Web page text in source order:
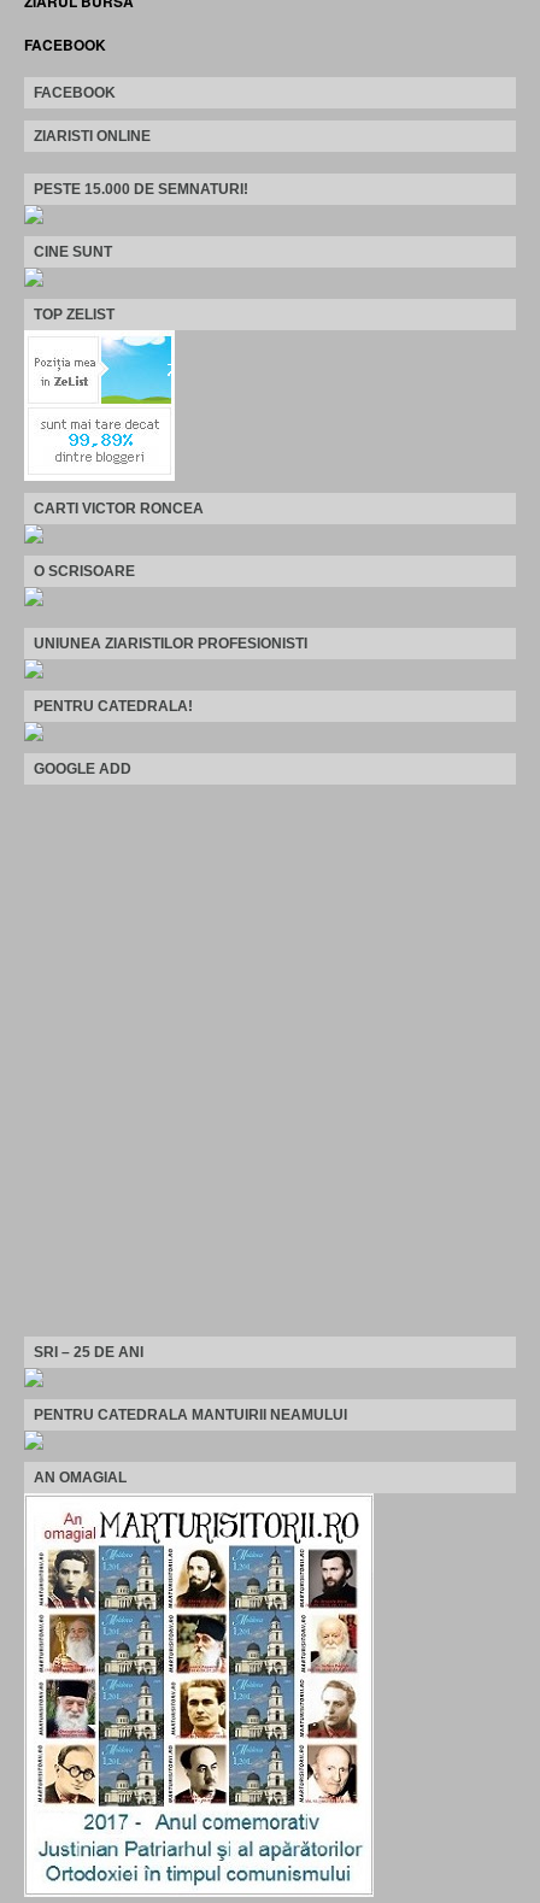
FACEBOOK
FACEBOOK
ZIARISTI ONLINE
PESTE 15.000 DE SEMNATURI!
CINE SUNT
TOP ZELIST
CARTI VICTOR RONCEA
O SCRISOARE
UNIUNEA ZIARISTILOR PROFESIONISTI
PENTRU CATEDRALA!
GOOGLE ADD
SRI – 25 DE ANI
PENTRU CATEDRALA MANTUIRII NEAMULUI
AN OMAGIAL